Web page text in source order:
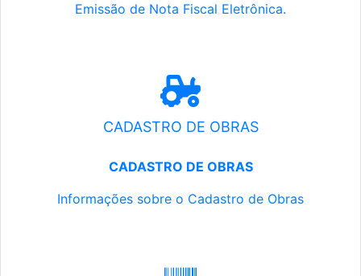
Emissão de Nota Fiscal Eletrônica.
CADASTRO DE OBRAS
CADASTRO DE OBRAS
Informações sobre o Cadastro de Obras